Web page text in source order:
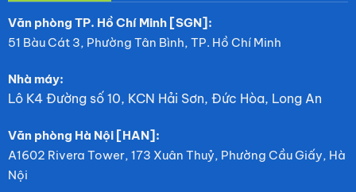
Văn phòng TP. Hồ Chí Minh [SGN]:
51 Bàu Cát 3, Phường Tân Bình, TP. Hồ Chí Minh
Nhà máy:
Lô K4 Đường số 10, KCN Hải Sơn, Đức Hòa, Long An
Văn phòng Hà Nội [HAN]:
A1602 Rivera Tower, 173 Xuân Thuỷ, Phường Cầu Giấy, Hà
Nội